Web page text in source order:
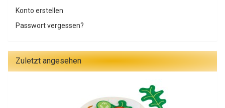
Konto erstellen
Passwort vergessen?
Zuletzt angesehen